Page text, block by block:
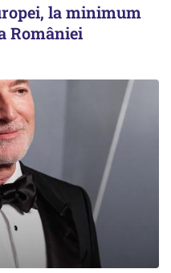
la minimum
României